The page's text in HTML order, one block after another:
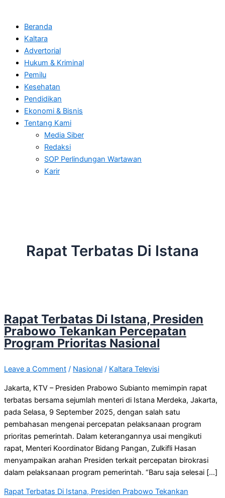
Beranda
Kaltara
Advertorial
Hukum & Kriminal
Pemilu
Kesehatan
Pendidikan
Ekonomi & Bisnis
Tentang Kami
Media Siber
Redaksi
SOP Perlindungan Wartawan
Karir
Rapat Terbatas Di Istana
Rapat Terbatas Di Istana, Presiden
Prabowo Tekankan Percepatan
Program Prioritas Nasional
Leave a Comment / Nasional / Kaltara Televisi
Jakarta, KTV – Presiden Prabowo Subianto memimpin rapat
terbatas bersama sejumlah menteri di Istana Merdeka, Jakarta,
pada Selasa, 9 September 2025, dengan salah satu
pembahasan mengenai percepatan pelaksanaan program
prioritas pemerintah. Dalam keterangannya usai mengikuti
rapat, Menteri Koordinator Bidang Pangan, Zulkifli Hasan
menyampaikan arahan Presiden terkait percepatan birokrasi
dalam pelaksanaan program pemerintah. “Baru saja selesai […]
Rapat Terbatas Di Istana, Presiden Prabowo Tekankan